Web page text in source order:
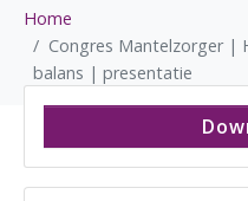
Home
Congres Mantelzorger |
balans | presentatie